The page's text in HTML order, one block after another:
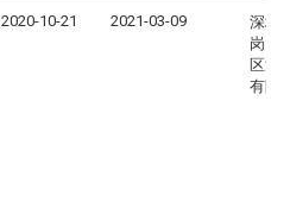
2020-10-21 2021-03-09
深圳
岗大
区混
有限